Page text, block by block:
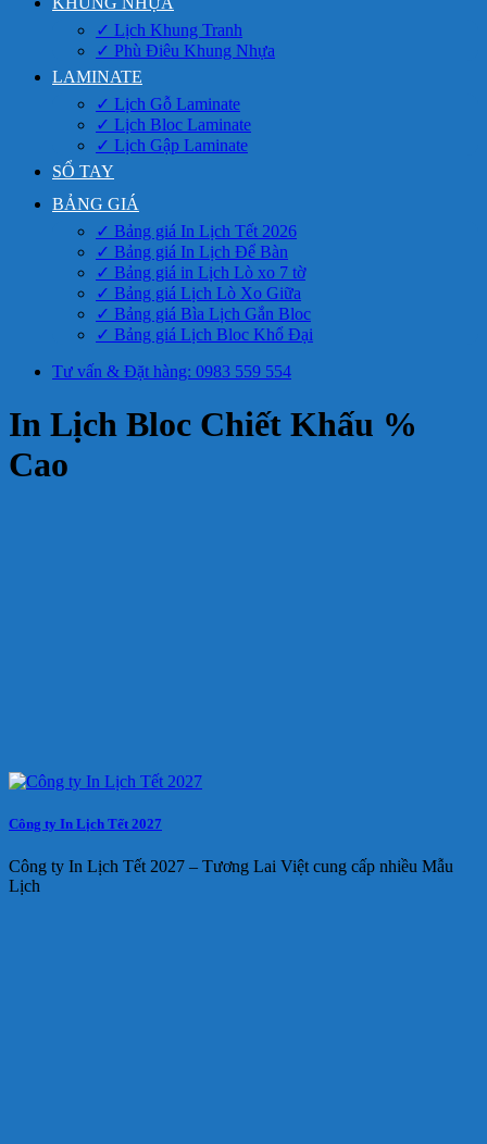
✓ Lịch Khung Tranh
✓ Phù Điêu Khung Nhựa
LAMINATE
✓ Lịch Gỗ Laminate
✓ Lịch Bloc Laminate
✓ Lịch Gập Laminate
SỔ TAY
BẢNG GIÁ
✓ Bảng giá In Lịch Tết 2026
✓ Bảng giá In Lịch Để Bàn
✓ Bảng giá in Lịch Lò xo 7 tờ
✓ Bảng giá Lịch Lò Xo Giữa
✓ Bảng giá Bìa Lịch Gắn Bloc
✓ Bảng giá Lịch Bloc Khổ Đại
Tư vấn & Đặt hàng: 0983 559 554
In Lịch Bloc Chiết Khấu %
Cao
Công ty In Lịch Tết 2027
Công ty In Lịch Tết 2027 – Tương Lai Việt cung cấp nhiều Mẫu
Lịch